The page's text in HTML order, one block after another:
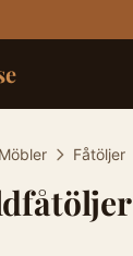
Möbler Fåtöljer